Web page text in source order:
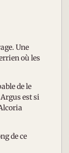
Une
où les
de le
est si
de ce